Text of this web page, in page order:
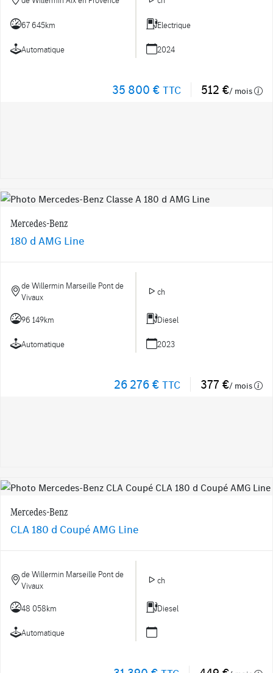
67 645km Electrique
Automatique 2024
35 800 € TTC 512 €/ mois
Mercedes-Benz
180 d AMG Line
de Willermin Marseille Pont de
Vivaux
ch
96 149km Diesel
Automatique 2023
26 276 € TTC 377 €/ mois
Mercedes-Benz
CLA 180 d Coupé AMG Line
de Willermin Marseille Pont de
Vivaux
ch
48 058km Diesel
Automatique